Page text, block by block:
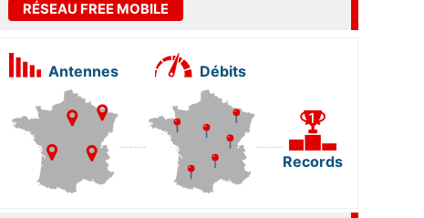
RÉSEAU FREE MOBILE
Antennes Débits
Records